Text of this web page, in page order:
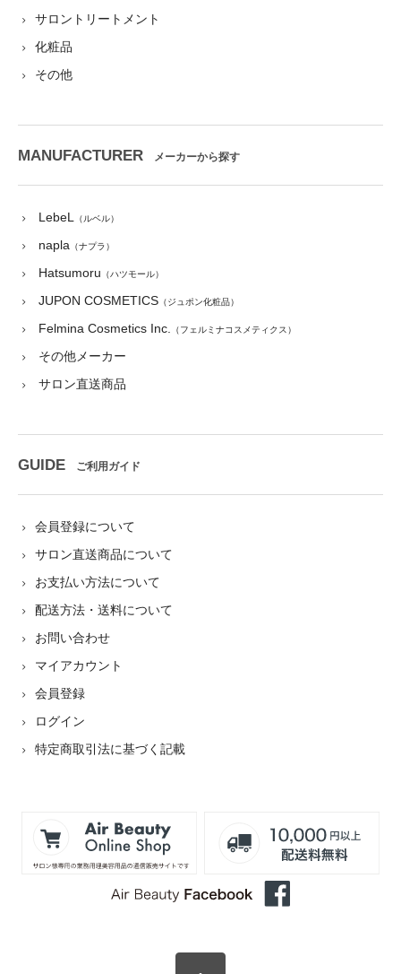
サロントリートメント
化粧品
その他
MANUFACTURER メーカーから探す
LebeL （ルベル）
napla （ナプラ）
Hatsumoru （ハツモール）
JUPON COSMETICS （ジュポン化粧品）
Felmina Cosmetics Inc. （フェルミナコスメティクス）
その他メーカー
サロン直送商品
GUIDE ご利用ガイド
会員登録について
サロン直送商品について
お支払い方法について
配送方法・送料について
お問い合わせ
マイアカウント
会員登録
ログイン
特定商取引法に基づく記載